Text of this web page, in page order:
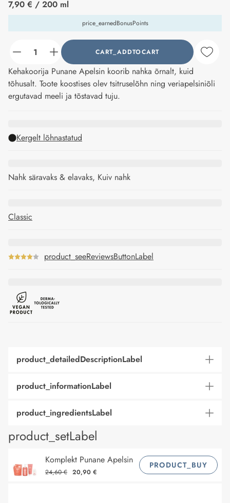
price_label
7,90 € / 200 ml
price_earnedBonusPoints
counter_current CART_ADDTOCART
Kehakoorija Punane Apelsin koorib nahka õrnalt, kuid
tõhusalt. Toote koostises olev tsitruselõhn ning veriapelsiniõli
ergutavad meeli ja tõstavad tuju.
Kergelt lõhnastatud
Nahk säravaks & elavaks, Kuiv nahk
Classic
product_seeReviewsButtonLabel
product_detailedDescriptionLabel
product_informationLabel
product_ingredientsLabel
product_setLabel
Komplekt Punane Apelsin
24,60 € 20,90 €
PRODUCT_BUY